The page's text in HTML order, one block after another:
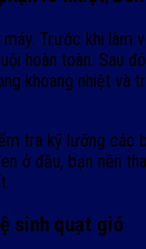
Trước khi làm
hoàn toàn. Sau
khoang nhiệt và
tra kỹ lưỡng các
ở đầu, bạn nên
sinh quạt gió